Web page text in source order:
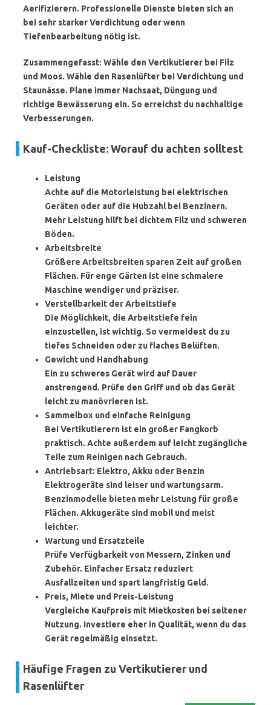
Aerifizierern. Professionelle Dienste bieten sich an
bei sehr starker Verdichtung oder wenn
Tiefenbearbeitung nötig ist.
Zusammengefasst: Wähle den Vertikutierer bei Filz
und Moos. Wähle den Rasenlüfter bei Verdichtung und
Staunässe. Plane immer Nachsaat, Düngung und
richtige Bewässerung ein. So erreichst du nachhaltige
Verbesserungen.
Kauf-Checkliste: Worauf du achten solltest
Leistung
Achte auf die Motorleistung bei elektrischen
Geräten oder auf die Hubzahl bei Benzinern.
Mehr Leistung hilft bei dichtem Filz und schweren
Böden.
Arbeitsbreite
Größere Arbeitsbreiten sparen Zeit auf großen
Flächen. Für enge Gärten ist eine schmalere
Maschine wendiger und präziser.
Verstellbarkeit der Arbeitstiefe
Die Möglichkeit, die Arbeitstiefe fein
einzustellen, ist wichtig. So vermeidest du zu
tiefes Schneiden oder zu flaches Belüften.
Gewicht und Handhabung
Ein zu schweres Gerät wird auf Dauer
anstrengend. Prüfe den Griff und ob das Gerät
leicht zu manövrieren ist.
Sammelbox und einfache Reinigung
Bei Vertikutierern ist ein großer Fangkorb
praktisch. Achte außerdem auf leicht zugängliche
Teile zum Reinigen nach Gebrauch.
Antriebsart: Elektro, Akku oder Benzin
Elektrogeräte sind leiser und wartungsarm.
Benzinmodelle bieten mehr Leistung für große
Flächen. Akkugeräte sind mobil und meist
leichter.
Wartung und Ersatzteile
Prüfe Verfügbarkeit von Messern, Zinken und
Zubehör. Einfacher Ersatz reduziert
Ausfallzeiten und spart langfristig Geld.
Preis, Miete und Preis-Leistung
Vergleiche Kaufpreis mit Mietkosten bei seltener
Nutzung. Investiere eher in Qualität, wenn du das
Gerät regelmäßig einsetzt.
Häufige Fragen zu Vertikutierer und
Rasenlüfter